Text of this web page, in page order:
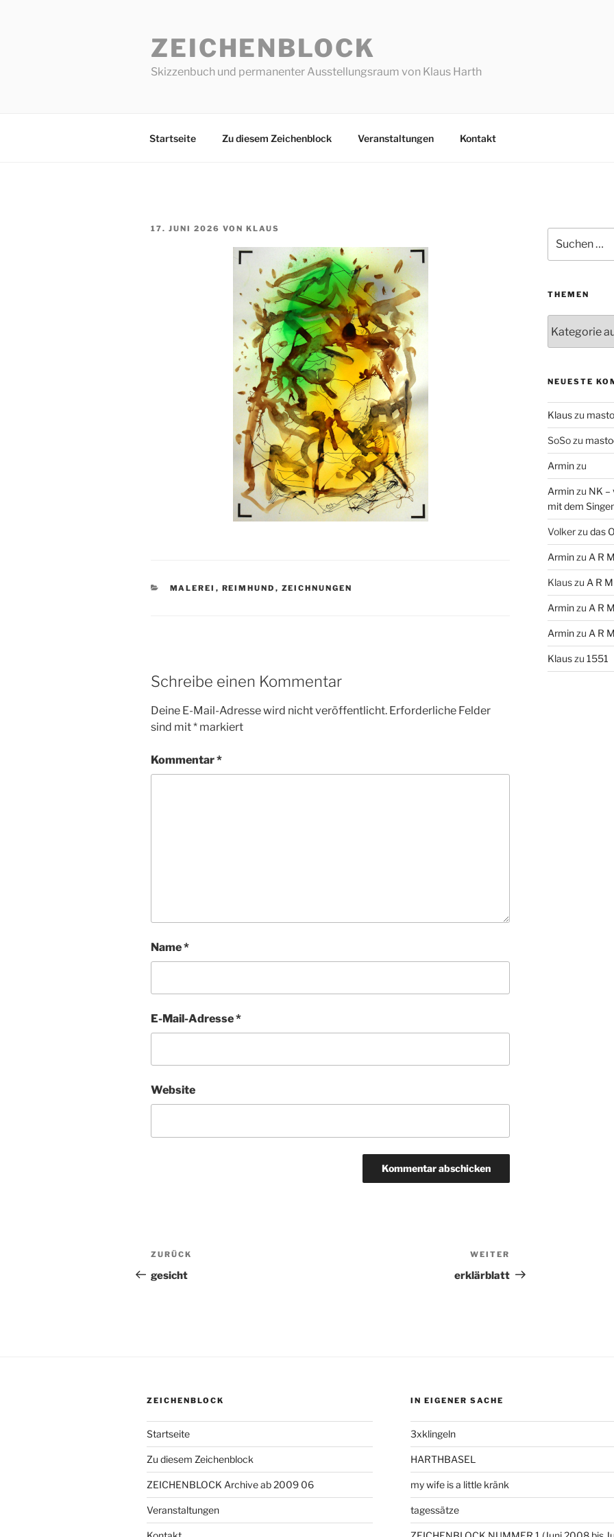
ZEICHENBLOCK
Skizzenbuch und permanenter Ausstellungsraum von Klaus Harth
Startseite Zu diesem Zeichenblock Veranstaltungen Kontakt
VERÖFFENTLICHT
17. JUNI 2026 VON KLAUS
KATEGORIEN
MALEREI , REIMHUND , ZEICHNUNGEN
Schreibe einen Kommentar
Deine E-Mail-Adresse wird nicht veröffentlicht. Erforderliche Felder
sind mit* markiert
Kommentar*
Name*
E-Mail-Adresse*
Website
Beitragsnavigation
Vorheriger
Beitrag
ZURÜCK
gesicht
Beitrag
WEITER
erklärblatt
nach:
THEMEN
NEUESTE
Klauszu
SoSozu
Arminzu
Arminzu NK –
mit dem
Volkerzu das
Arminzu A R
Klauszu A R
Arminzu A R
Arminzu A R
Klauszu 1551
ZEICHENBLOCK
Startseite
Zu diesem Zeichenblock
ZEICHENBLOCK Archive ab 2009 06
Veranstaltungen
IN EIGENER SACHE
3xklingeln
HARTHBASEL
my wife is a little kränk
tagessätze